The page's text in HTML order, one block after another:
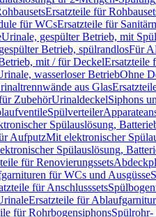
Ersatzteile für
für WCsErsatzteile für
Urinale, gespülter Betrieb, mit
Betrieb, spülrandlosFür
mit / für DeckelErsatzteile
wasserloser BetriebOhne
aus Glas
ZubehörUrinaldeckelSiphons
Spülverteiler
Spülauslösung,
AufputzMit elektronischer
Spülauslösung,
für Renovierungssets
für WCs und Ausgüsse
für Anschlusssets
Ersatzteile für
für RohrbogensiphonsSpülrohr-